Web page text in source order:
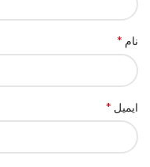
نام *
ایمیل *